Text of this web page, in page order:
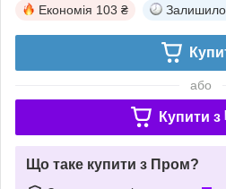
Економія 103 ₴
або
Купити з
Що таке купити з Пром?